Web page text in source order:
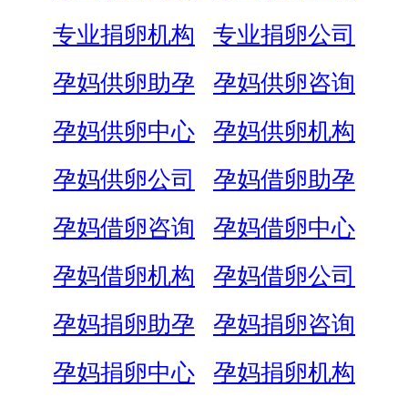
专业捐卵机构
专业捐卵公司
孕妈供卵助孕
孕妈供卵咨询
孕妈供卵中心
孕妈供卵机构
孕妈供卵公司
孕妈借卵助孕
孕妈借卵咨询
孕妈借卵中心
孕妈借卵机构
孕妈借卵公司
孕妈捐卵助孕
孕妈捐卵咨询
孕妈捐卵中心
孕妈捐卵机构